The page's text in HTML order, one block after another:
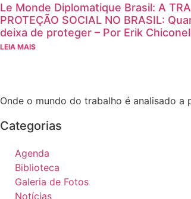
Le Monde Diplomatique Brasil: A
PROTEÇÃO SOCIAL NO BRASIL:
deixa de proteger – Por Erik
LEIA MAIS
Onde o mundo do trabalho é analisado
Categorias
Agenda
Biblioteca
Galeria de Fotos
Notícias